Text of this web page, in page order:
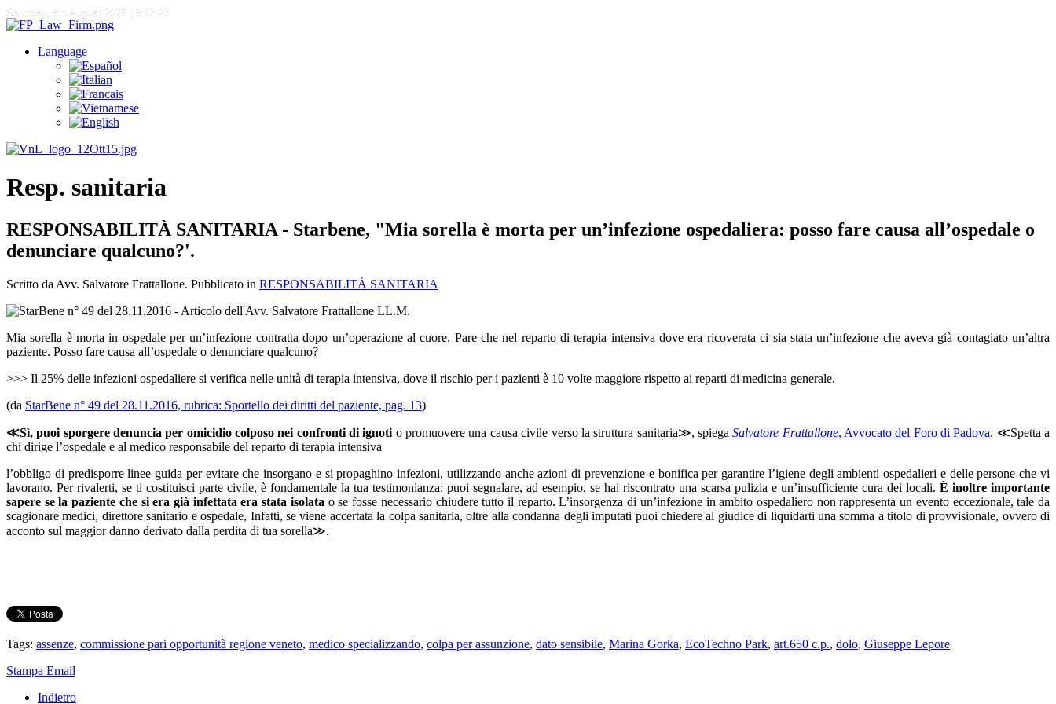
Saturday, 8th August 2026 | 3:27:27
Language
Resp. sanitaria
RESPONSABILITÀ SANITARIA - Starbene, "Mia sorella è morta per un’infezione ospedaliera: posso fare causa all’ospedale o
denunciare qualcuno?'.
Scritto da Avv. Salvatore Frattallone. Pubblicato in RESPONSABILITÀ SANITARIA
Mia sorella è morta in ospedale per un’infezione contratta dopo un’operazione al cuore. Pare che nel reparto di terapia intensiva dove era ricoverata ci sia stata un’infezione che aveva già contagiato un’altra
paziente. Posso fare causa all’ospedale o denunciare qualcuno?
>>> Il 25% delle infezioni ospedaliere si verifica nelle unità di terapia intensiva, dove il rischio per i pazienti è 10 volte maggiore rispetto ai reparti di medicina generale.
(da StarBene n° 49 del 28.11.2016, rubrica: Sportello dei diritti del paziente, pag. 13)
≪Sì, puoi sporgere denuncia per omicidio colposo nei confronti di ignoti o promuovere una causa civile verso la struttura sanitaria≫, spiega Salvatore Frattallone, Avvocato del Foro di Padova. ≪Spetta a
chi dirige l’ospedale e al medico responsabile del reparto di terapia intensiva
l’obbligo di predisporre linee guida per evitare che insorgano e si propaghino infezioni, utilizzando anche azioni di prevenzione e bonifica per garantire l’igiene degli ambienti ospedalieri e delle persone che vi
lavorano. Per rivalerti, se ti costituisci parte civile, è fondamentale la tua testimonianza: puoi segnalare, ad esempio, se hai riscontrato una scarsa pulizia e un’insufficiente cura dei locali. È inoltre importante
sapere se la paziente che si era già infettata era stata isolata o se fosse necessario chiudere tutto il reparto. L’insorgenza di un’infezione in ambito ospedaliero non rappresenta un evento eccezionale, tale da
scagionare medici, direttore sanitario e ospedale, Infatti, se viene accertata la colpa sanitaria, oltre alla condanna degli imputati puoi chiedere al giudice di liquidarti una somma a titolo di provvisionale, ovvero di
acconto sul maggior danno derivato dalla perdita di tua sorella≫.
Tags: assenze, commissione pari opportunità regione veneto, medico specializzando, colpa per assunzione, dato sensibile, Marina Gorka, EcoTechno Park, art.650 c.p., dolo, Giuseppe Lepore
Stampa Email
Indietro